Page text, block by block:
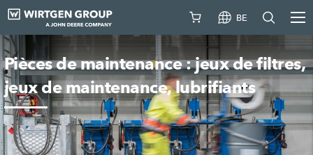
BE
Pièces de maintenance : jeux de filtres,
jeux de maintenance, lubrifiants